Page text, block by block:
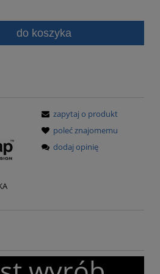
do koszyka
zapytaj o produkt
poleć znajomemu
dodaj opinię